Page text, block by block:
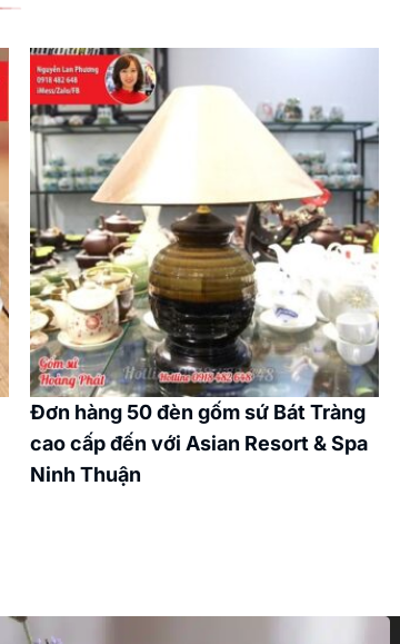
Đơn hàng 50 đèn gốm sứ Bát Tràng
cao cấp đến với Asian Resort & Spa
Ninh Thuận